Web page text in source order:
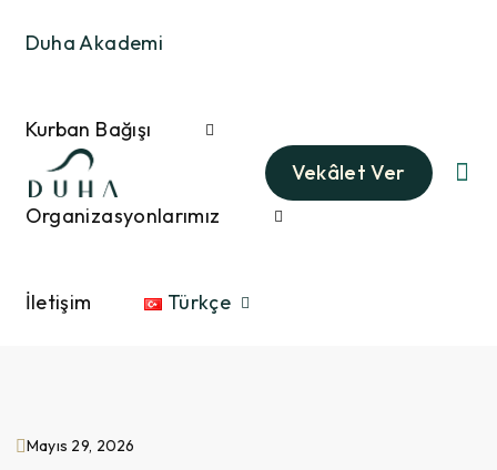
Duha Akademi
Kurban Bağışı
Organizasyonlarımız
İletişim Türkçe
Vekâlet Ver
Mayıs 29, 2026